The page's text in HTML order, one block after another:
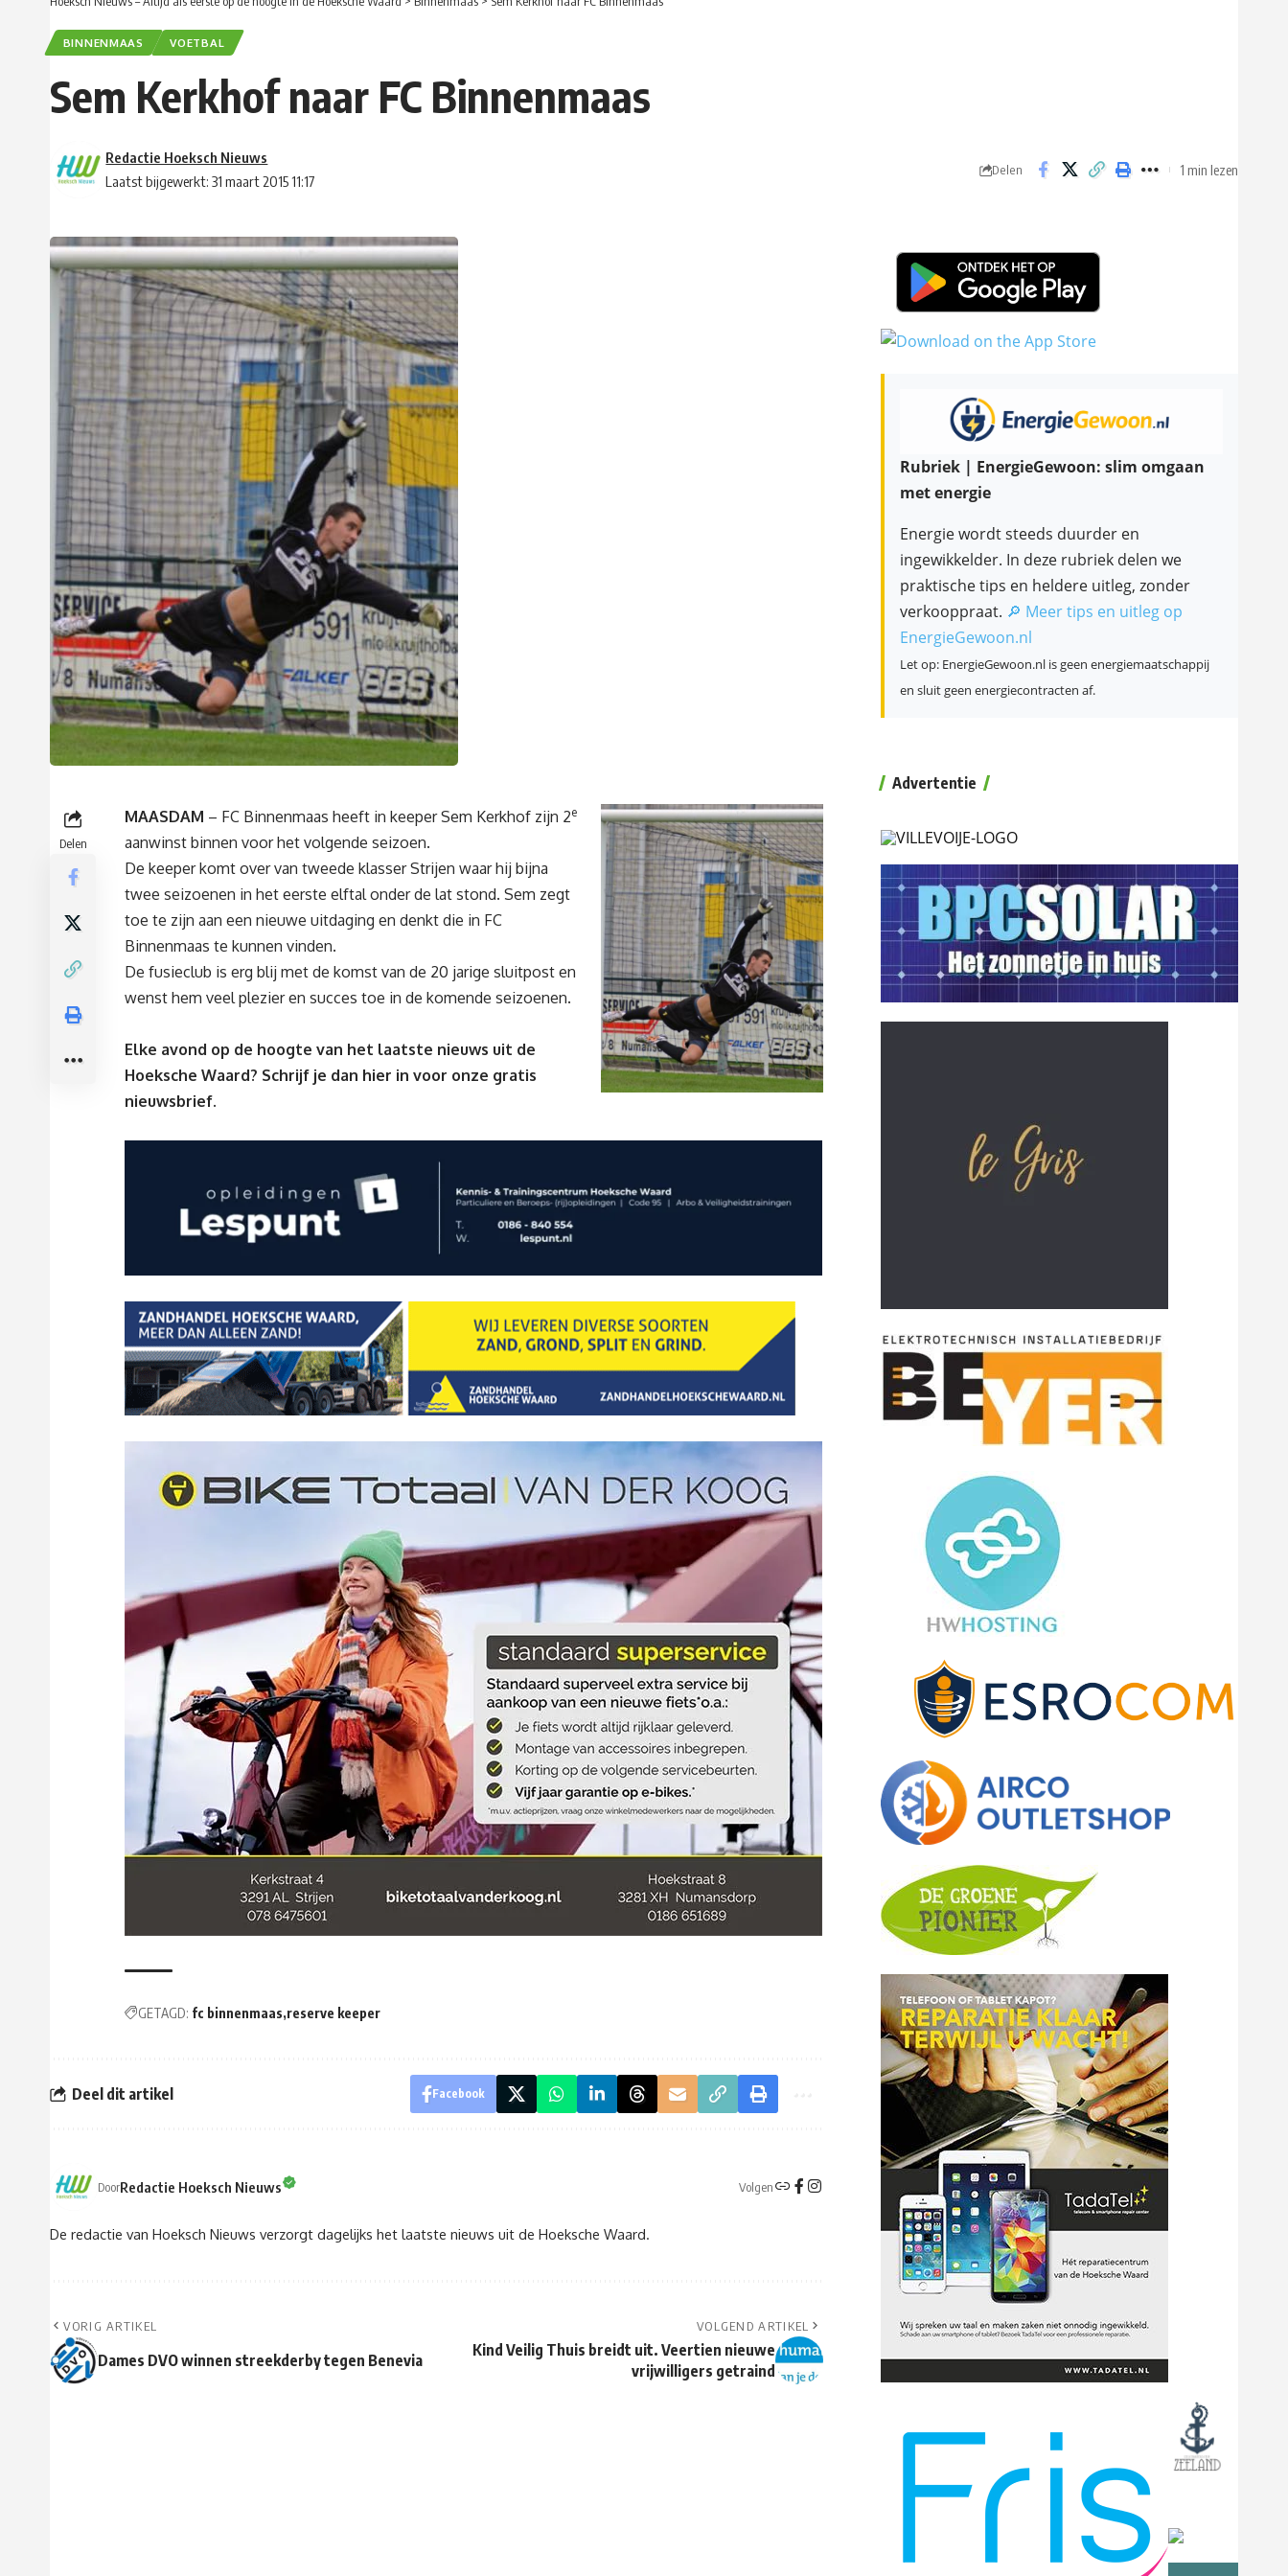
BINNENMAAS VOETBAL
Sem Kerkhof naar FC Binnenmaas
Laatst bijgewerkt: 31 maart 2015 11:17
Redactie Hoeksch Nieuws
Delen 1 min lezen
Delen
MAASDAM – FC Binnenmaas heeft in keeper Sem Kerkhof zijn 2e
aanwinst binnen voor het volgende seizoen.
De keeper komt over van tweede klasser Strijen waar hij bijna
twee seizoenen in het eerste elftal onder de lat stond. Sem zegt
toe te zijn aan een nieuwe uitdaging en denkt die in FC
Binnenmaas te kunnen vinden.
De fusieclub is erg blij met de komst van de 20 jarige sluitpost en
wenst hem veel plezier en succes toe in de komende seizoenen.
Elke avond op de hoogte van het laatste nieuws uit de
Hoeksche Waard? Schrijf je dan hier in voor onze gratis
nieuwsbrief.
GETAGD: fc binnenmaas reserve keeper
Deel dit artikel Facebook
DoorRedactie Hoeksch Nieuws Volgen
De redactie van Hoeksch Nieuws verzorgt dagelijks het laatste nieuws uit de Hoeksche Waard.
VORIG ARTIKEL
Dames DVO winnen streekderby tegen Benevia
VOLGEND ARTIKEL
Kind Veilig Thuis breidt uit. Veertien nieuwe
vrijwilligers getraind
Rubriek | EnergieGewoon: slim omgaan
met energie
Energie wordt steeds duurder en
ingewikkelder. In deze rubriek delen we
praktische tips en heldere uitleg, zonder
verkooppraat. 🔎 Meer tips en uitleg op
EnergieGewoon.nl
Let op: EnergieGewoon.nl is geen energiemaatschappij
en sluit geen energiecontracten af.
Advertentie